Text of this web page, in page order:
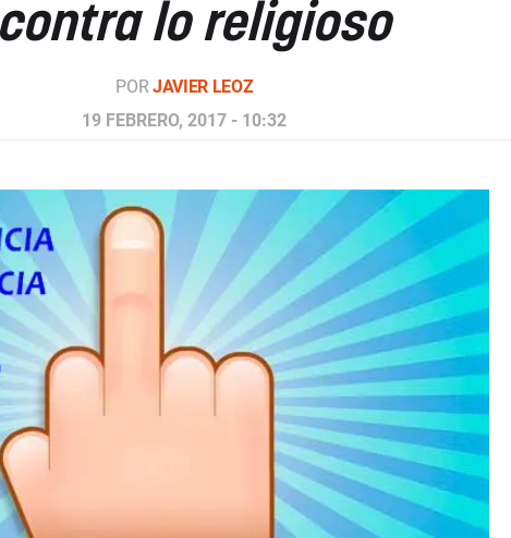
lo religioso
PORJAVIER LEOZ
19 FEBRERO, 2017 - 10:32